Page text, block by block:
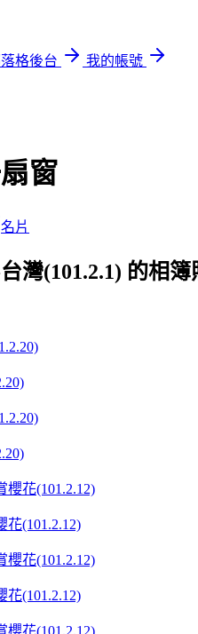
格後台
我的帳號
窗
名片
灣(101.2.1) 的相簿
花(101.2.12)
花(101.2.12)